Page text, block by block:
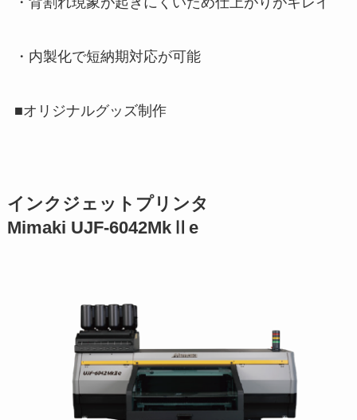
・内製化で短納期対応が可能
■オリジナルグッズ制作
インクジェットプリンタ
Mimaki UJF-6042MkⅡe